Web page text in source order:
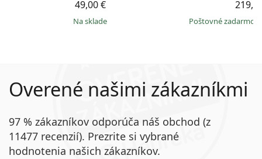
49,00 €
na sklade Poštovné zadarmo
Overené našimi zákazníkmi
97 % zákazníkov odporúča náš obchod (z
11477 recenzií). Prezrite si vybrané
hodnotenia našich zákazníkov.